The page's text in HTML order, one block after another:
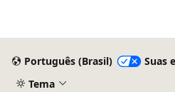
Português (Brasil)
Suas
Tema